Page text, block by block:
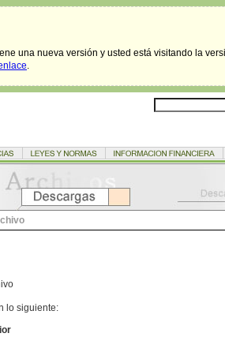
una nueva versión y usted está visitando la
.
lo siguiente: